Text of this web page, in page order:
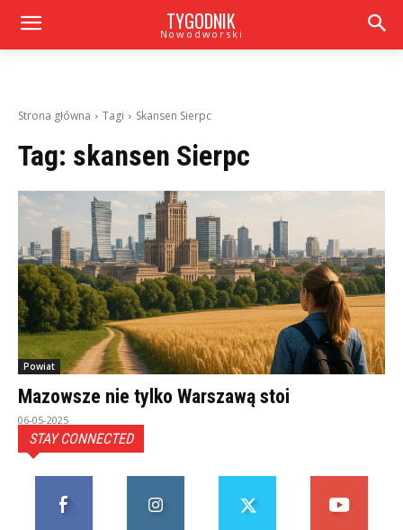
TYGODNIK
Nowodworski
Strona główna Tagi Skansen Sierpc
Tag: skansen Sierpc
Powiat
Mazowsze nie tylko Warszawą stoi
06-05-2025
STAY CONNECTED